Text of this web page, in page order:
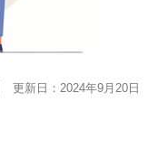
更新日：2024年9月20日